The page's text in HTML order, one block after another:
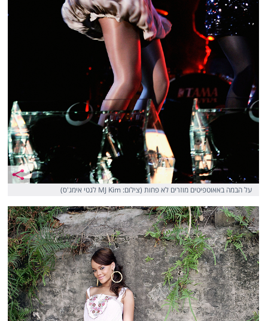
על הבמה באאוטפיטים מוזרים לא פחות (צילום: MJ Kim לגטי אימג'ס)